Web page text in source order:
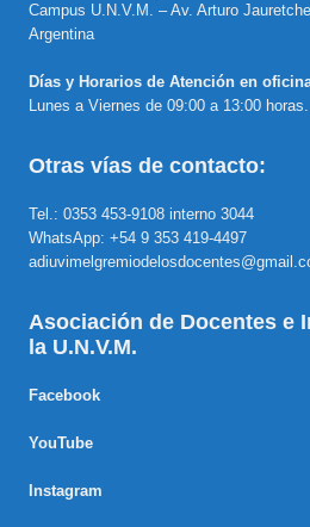
Campus U.N.V.M. – Av. Arturo
Argentina
Días y Horarios de Atención en
Lunes a Viernes de 09:00 a 13:00 horas.
Otras vías de contacto:
Tel.: 0353 453-9108 interno 3044
WhatsApp: +54 9 353 419-4497
Asociación de Docentes e
la U.N.V.M.
Facebook
YouTube
Instagram